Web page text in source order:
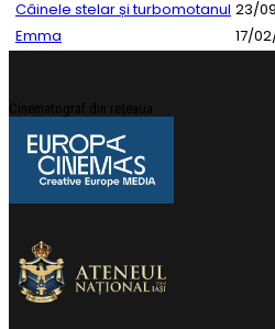
Câinele stelar și turbomotanul 23/
Emma
17/
Cinematograf din rețeaua